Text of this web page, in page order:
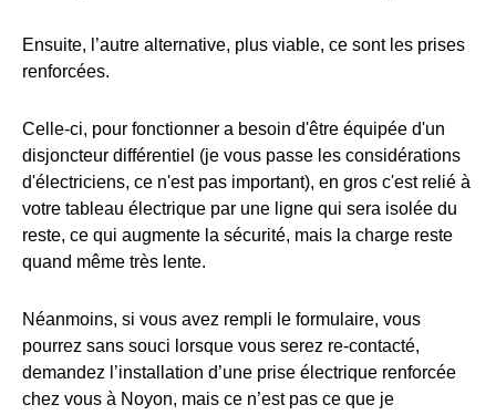
Ensuite, l’autre alternative, plus viable, ce sont les prises
renforcées.
Celle-ci, pour fonctionner a besoin d'être équipée d'un
disjoncteur différentiel (je vous passe les considérations
d'électriciens, ce n'est pas important), en gros c'est relié à
votre tableau électrique par une ligne qui sera isolée du
reste, ce qui augmente la sécurité, mais la charge reste
quand même très lente.
Néanmoins, si vous avez rempli le formulaire, vous
pourrez sans souci lorsque vous serez re-contacté,
demandez l’installation d’une prise électrique renforcée
chez vous à Noyon, mais ce n’est pas ce que je